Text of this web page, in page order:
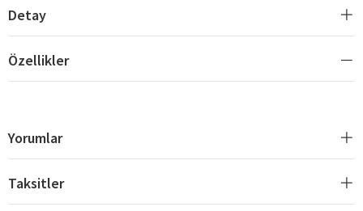
Detay
Özellikler
Yorumlar
Taksitler